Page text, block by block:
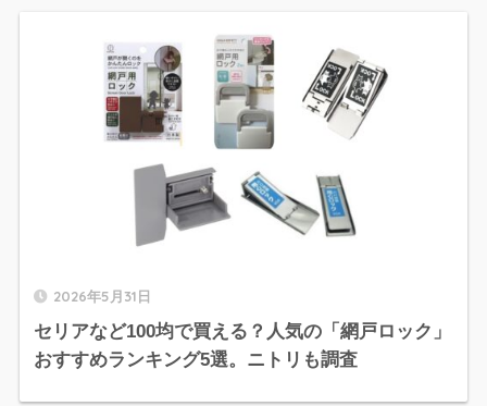
2026年5月31日
セリアなど100均で買える？人気の「網戸ロック」
おすすめランキング5選。ニトリも調査